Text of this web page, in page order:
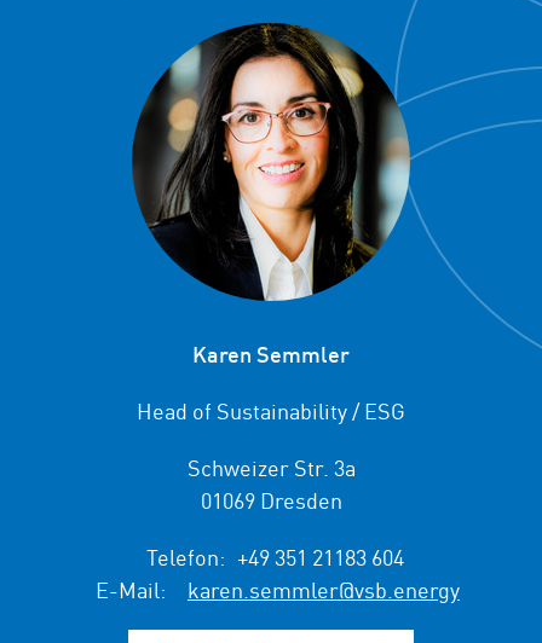
Karen Semmler
Head of Sustainability / ESG
Schweizer Str. 3a
01069 Dresden
Telefon: +49 351 21183 604
E-Mail:
karen.semmler@vsb.energy